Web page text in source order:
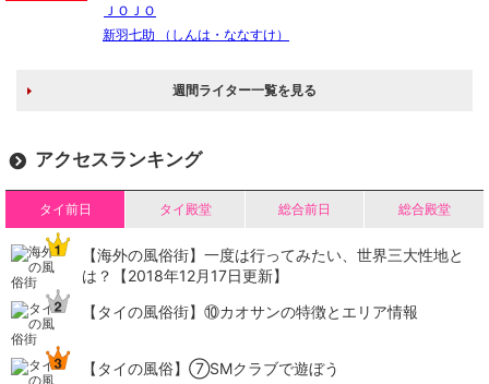
ＪＯＪＯ
新羽七助 （しんは・ななすけ）
週間ライター一覧を見る
アクセスランキング
タイ前日 タイ殿堂 総合前日 総合殿堂
【海外の風俗街】一度は行ってみたい、世界三大性地と
は？【2018年12月17日更新】
【タイの風俗街】​⑩カオサンの特徴とエリア情報
【タイの風俗】​⑦SMクラブで遊ぼう